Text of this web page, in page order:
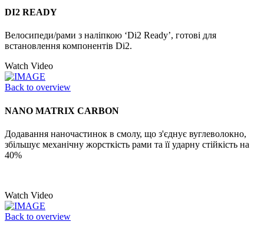
DI2 READY
Велосипеди/рами з наліпкою ‘Di2 Ready’, готові для
встановлення компонентів Di2.
Watch Video
Back to overview
NANO MATRIX CARBON
Додавання наночастинок в смолу, що з'єднує вуглеволокно,
збільшує механічну жорсткість рами та її ударну стійкість на
40%
Watch Video
Back to overview